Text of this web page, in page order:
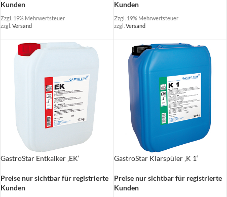
Kunden
Zzgl. 19% Mehrwertsteuer
zzgl. Versand
Kunden
Zzgl. 19% Mehrwertsteuer
zzgl. Versand
GastroStar Entkalker ‚EK‘
Preise nur sichtbar für registrierte
Kunden
GastroStar Klarspüler ‚K 1‘
Preise nur sichtbar für registrierte
Kunden